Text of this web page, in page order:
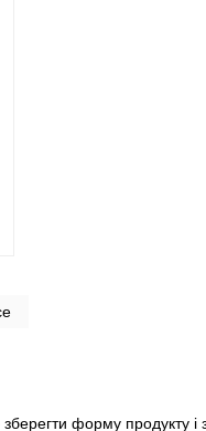
форму продукту і